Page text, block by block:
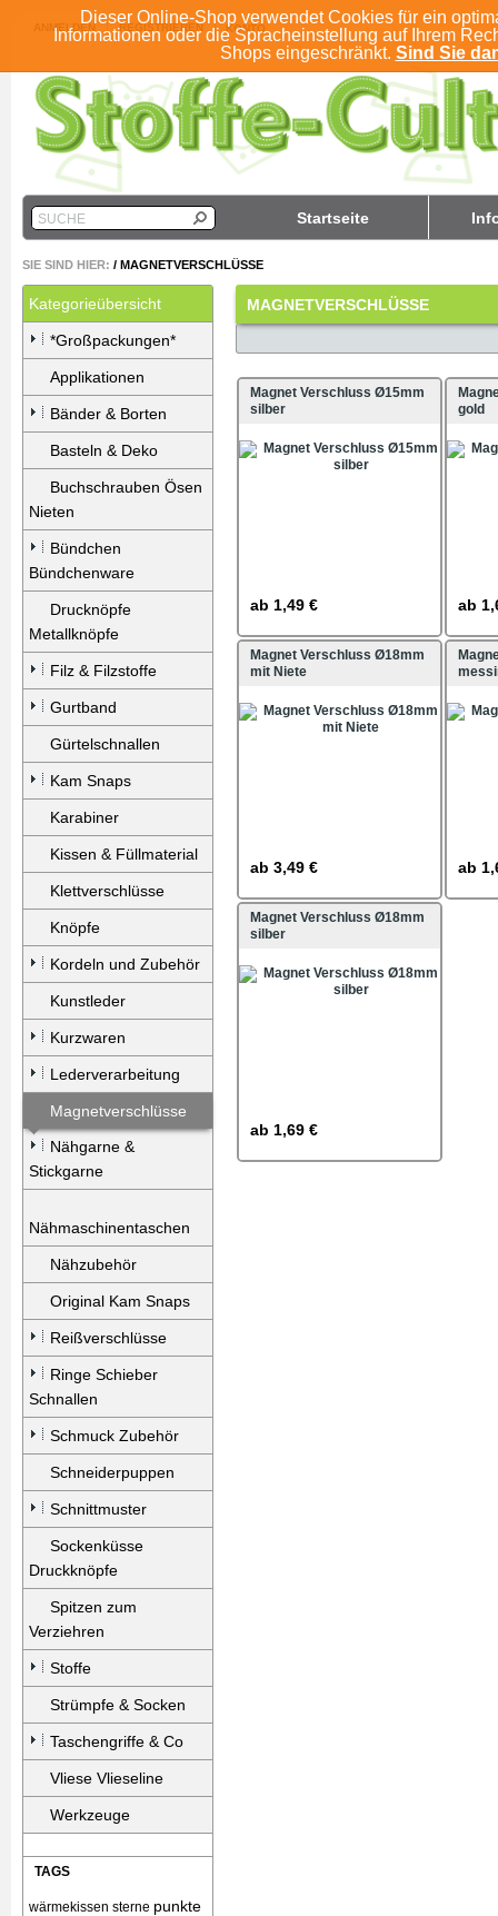
Dieser Online-Shop verwendet Cookies für ein
Informationen oder die Spracheinstellung auf Ihrem
Shops eingeschränkt. Sind Sie
ANMELDEN REGISTRIEREN KONTO
Startseite
SUCHE
SIE SIND HIER: / MAGNETVERSCHLÜSSE
Kategorieübersicht
*Großpackungen*
Applikationen
Bänder & Borten
Basteln & Deko
Buchschrauben Ösen
Nieten
Bündchen
Bündchenware
Drucknöpfe
Metallknöpfe
Filz & Filzstoffe
Gurtband
Gürtelschnallen
Kam Snaps
Karabiner
Kissen & Füllmaterial
Klettverschlüsse
Knöpfe
Kordeln und Zubehör
Kunstleder
Kurzwaren
Lederverarbeitung
Magnetverschlüsse
Nähgarne &
Stickgarne
Nähmaschinentaschen
Nähzubehör
Original Kam Snaps
Reißverschlüsse
Ringe Schieber
Schnallen
Schmuck Zubehör
Schneiderpuppen
Schnittmuster
Sockenküsse
Druckknöpfe
Spitzen zum
Verziehren
Stoffe
Strümpfe & Socken
Taschengriffe & Co
Vliese Vlieseline
Werkzeuge
TAGS
wärmekissen sterne punkte
MAGNETVERSCHLÜSSE
Magnet Verschluss Ø15mm
silber
ab 1,49 €
gold
ab
Magnet Verschluss Ø18mm
mit Niete
ab 3,49 € ab
Magnet Verschluss Ø18mm
silber
ab 1,69 €